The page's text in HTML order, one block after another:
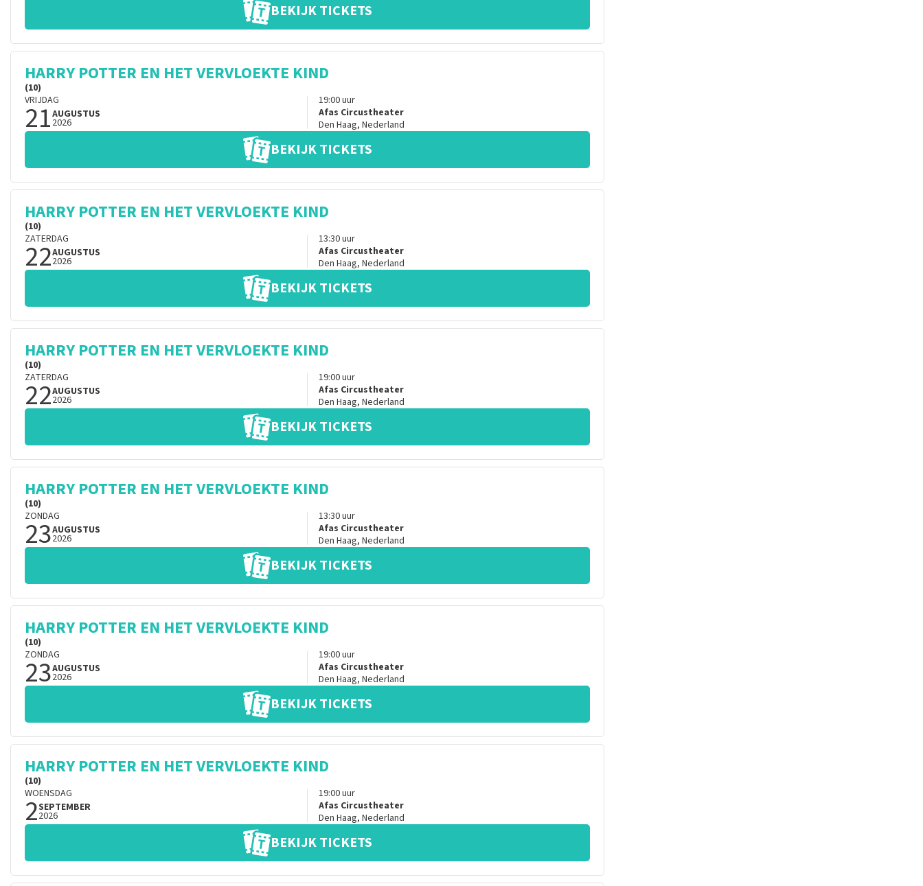
BEKIJK TICKETS
HARRY POTTER EN HET VERVLOEKTE KIND
(10)
VRIJDAG
21AUGUSTUS
2026
19:00uur
Afas Circustheater
Den Haag, Nederland
BEKIJK TICKETS
HARRY POTTER EN HET VERVLOEKTE KIND
(10)
ZATERDAG
22AUGUSTUS
2026
13:30uur
Afas Circustheater
Den Haag, Nederland
BEKIJK TICKETS
HARRY POTTER EN HET VERVLOEKTE KIND
(10)
ZATERDAG
22AUGUSTUS
2026
19:00uur
Afas Circustheater
Den Haag, Nederland
BEKIJK TICKETS
HARRY POTTER EN HET VERVLOEKTE KIND
(10)
ZONDAG
23AUGUSTUS
2026
13:30uur
Afas Circustheater
Den Haag, Nederland
BEKIJK TICKETS
HARRY POTTER EN HET VERVLOEKTE KIND
(10)
ZONDAG
23AUGUSTUS
2026
19:00uur
Afas Circustheater
Den Haag, Nederland
BEKIJK TICKETS
HARRY POTTER EN HET VERVLOEKTE KIND
(10)
WOENSDAG
2SEPTEMBER
2026
19:00uur
Afas Circustheater
Den Haag, Nederland
BEKIJK TICKETS